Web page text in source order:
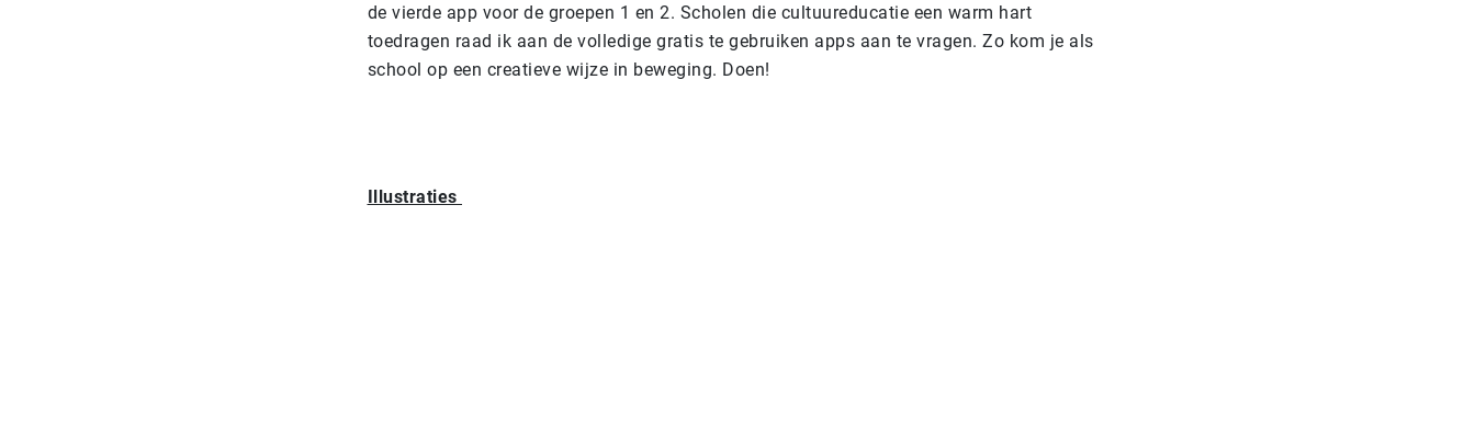
de vierde app voor de groepen 1 en 2. Scholen die cultuureducatie een warm hart
toedragen raad ik aan de volledige gratis te gebruiken apps aan te vragen. Zo kom je als
school op een creatieve wijze in beweging. Doen!
Illustraties